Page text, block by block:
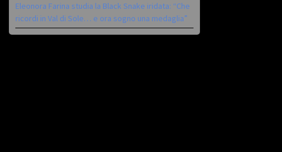
Eleonora Farina studia la Black Snake iridata: “Che
ricordi in Val di Sole… e ora sogno una medaglia”